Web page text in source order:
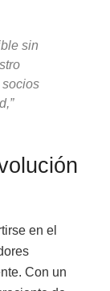
sin
socios
en el
Con un